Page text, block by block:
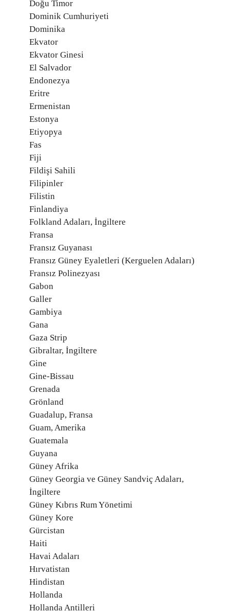
Doğu Timor
Dominik Cumhuriyeti
Dominika
Ekvator
Ekvator Ginesi
El Salvador
Endonezya
Eritre
Ermenistan
Estonya
Etiyopya
Fas
Fiji
Fildişi Sahili
Filipinler
Filistin
Finlandiya
Folkland Adaları, İngiltere
Fransa
Fransız Guyanası
Fransız Güney Eyaletleri (Kerguelen Adaları)
Fransız Polinezyası
Gabon
Galler
Gambiya
Gana
Gaza Strip
Gibraltar, İngiltere
Gine
Gine-Bissau
Grenada
Grönland
Guadalup, Fransa
Guam, Amerika
Guatemala
Guyana
Güney Afrika
Güney Georgia ve Güney Sandviç Adaları,
İngiltere
Güney Kıbrıs Rum Yönetimi
Güney Kore
Gürcistan
Haiti
Havai Adaları
Hırvatistan
Hindistan
Hollanda
Hollanda Antilleri